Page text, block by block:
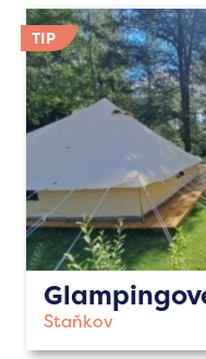
Staňkov